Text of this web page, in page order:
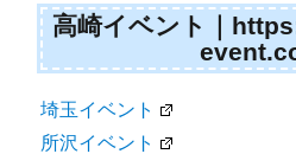
高崎イベント｜
埼玉イベント
所沢イベント